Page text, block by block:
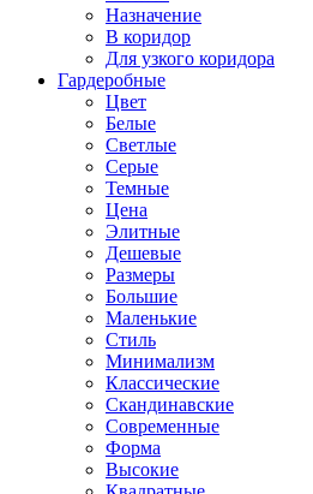
Назначение
В коридор
Для узкого коридора
Гардеробные
Цвет
Белые
Светлые
Серые
Темные
Цена
Элитные
Дешевые
Размеры
Большие
Маленькие
Стиль
Минимализм
Классические
Скандинавские
Современные
Форма
Высокие